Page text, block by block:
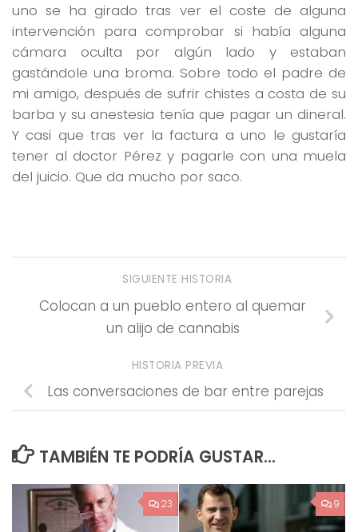
uno se ha girado tras ver el coste de alguna
intervención para comprobar si había alguna
cámara oculta por algún lado y estaban
gastándole una broma. Sobre todo el padre de
mi amigo, después de sufrir chistes a costa de su
barba y su anestesia tenía que pagar un dineral.
Y casi que tras ver la factura a uno le gustaría
tener al doctor Pérez y pagarle con una muela
del juicio. Que da mucho por saco.
SIGUIENTE HISTORIA
Colocan a un pueblo entero al quemar
un alijo de cannabis
HISTORIA PREVIA
Las conversaciones de bar entre parejas
TAMBIÉN TE PODRÍA GUSTAR...
23 9